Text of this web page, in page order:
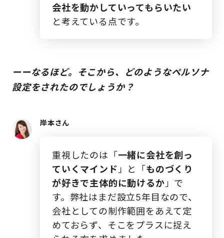
会社を動かしていってもらいたい
と考えている点です。
ーーなるほど。そこから、どのようなペルソナ
設定をされたのでしょうか？
岸本さん
重視したのは「 一緒に会社を創っ
ていくマインド 」と「 ものづくり
が好きで主体的に動けるか 」で
す。弊社はまだ設立5年目なので、
会社としての制作範囲をあえて定
めておらず、そこをプラスに捉え